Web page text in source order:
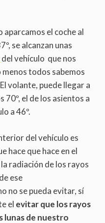
aparcamos el coche al
se alcanzan unas
del vehículo que nos
todos sabemos
volante, puede llegar a
70º, el de los asientos a
a 46º.
del vehículo es
hace que hace en el
radiación de los rayos
ese
no se pueda evitar, sí
el evitar que los rayos
lunas de nuestro